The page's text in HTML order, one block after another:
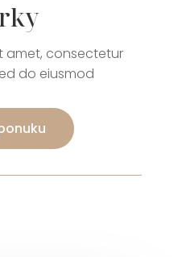
amet, consectetur
do eiusmod